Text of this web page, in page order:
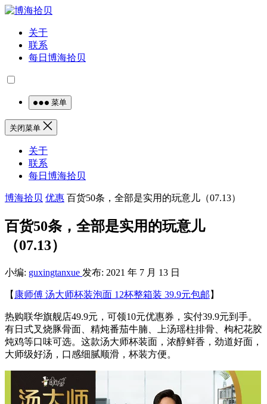
关于
联系
每日博海拾贝
菜单
关闭菜单
关于
联系
每日博海拾贝
博海拾贝 优惠 百货50条，全部是实用的玩意儿（07.13）
百货50条，全部是实用的玩意儿
（07.13）
小编: guxingtanxue 发布: 2021 年 7 月 13 日
【 康师傅 汤大师杯装泡面 12杯整箱装 39.9元包邮 】
热购联华旗舰店49.9元，可领10元优惠券，实付39.9元到手。
有日式叉烧豚骨面、精炖番茄牛腩、上汤瑶柱排骨、枸杞花胶
炖鸡等口味可选。这款汤大师杯装面，浓醇鲜香，劲道好面，
大师级好汤，口感细腻顺滑，杯装方便。